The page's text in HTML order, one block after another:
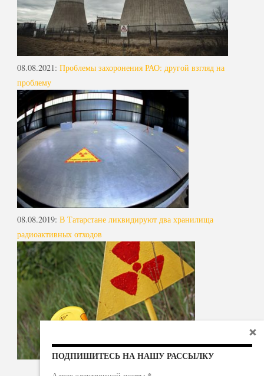
08.08.2021: Проблемы захоронения РАО: другой взгляд на
проблему
08.08.2019: В Татарстане ликвидируют два хранилища
радиоактивных отходов
ПОДПИШИТЕСЬ НА НАШУ РАССЫЛКУ